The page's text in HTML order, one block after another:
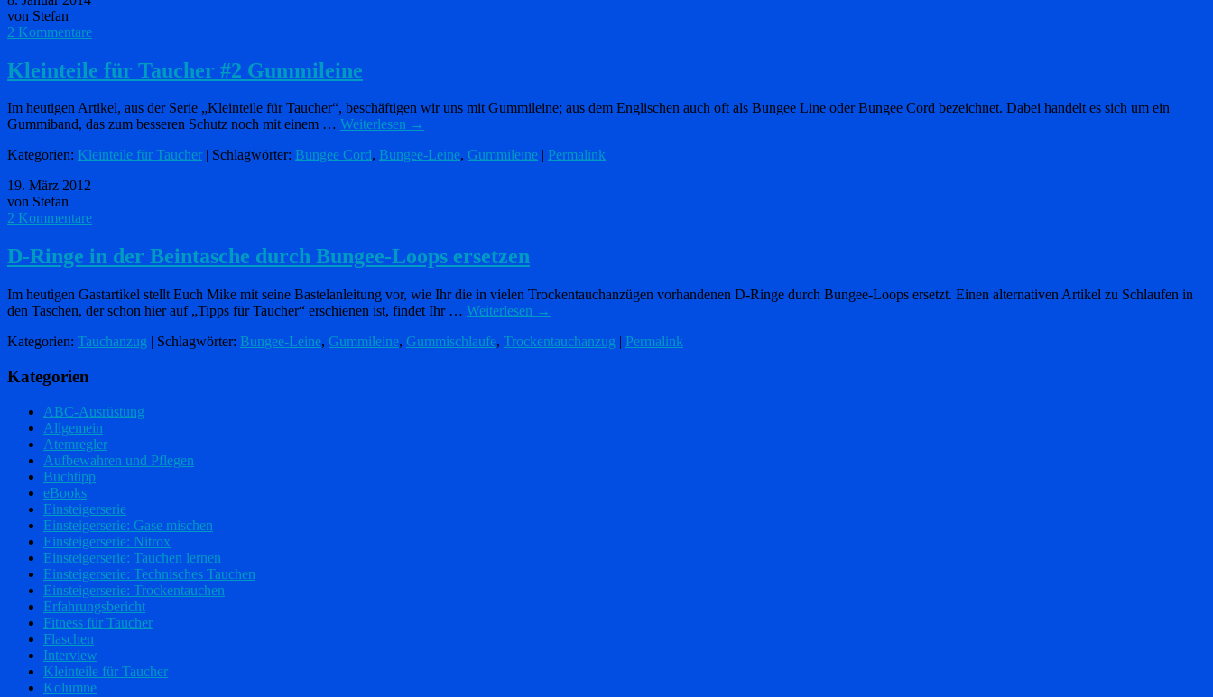
von Stefan
2 Kommentare
Kleinteile für Taucher #2 Gummileine
Im heutigen Artikel, aus der Serie „Kleinteile für Taucher“, beschäftigen wir uns mit Gummileine; aus dem Englischen auch oft als Bungee Line oder Bungee Cord bezeichnet. Dabei handelt es sich um ein
Gummiband, das zum besseren Schutz noch mit einem … Weiterlesen →
Kategorien: Kleinteile für Taucher | Schlagwörter: Bungee Cord, Bungee-Leine, Gummileine
Permalink
19. März 2012
von Stefan
2 Kommentare
D-Ringe in der Beintasche durch Bungee-Loops ersetzen
Im heutigen Gastartikel stellt Euch Mike mit seine Bastelanleitung vor, wie Ihr die in vielen Trockentauchanzügen vorhandenen D-Ringe durch Bungee-Loops ersetzt. Einen alternativen Artikel zu Schlaufen in
den Taschen, der schon hier auf „Tipps für Taucher“ erschienen ist, findet Ihr … Weiterlesen →
Kategorien: Tauchanzug | Schlagwörter: Bungee-Leine, Gummileine, Gummischlaufe, Trockentauchanzug | Permalink
Kategorien
ABC-Ausrüstung
Allgemein
Atemregler
Aufbewahren und Pflegen
Buchtipp
eBooks
Einsteigerserie
Einsteigerserie: Gase mischen
Einsteigerserie: Nitrox
Einsteigerserie: Tauchen lernen
Einsteigerserie: Technisches Tauchen
Einsteigerserie: Trockentauchen
Erfahrungsbericht
Fitness für Taucher
Flaschen
Interview
Kleinteile für Taucher
Kolumne